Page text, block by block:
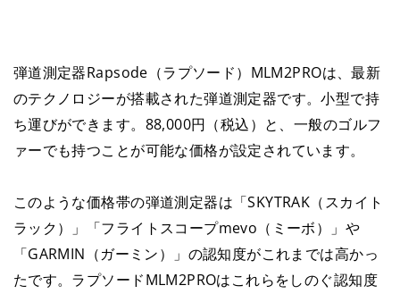
弾道測定器Rapsode（ラプソード）MLM2PROは、最新
のテクノロジーが搭載された弾道測定器です。小型で持
ち運びができます。88,000円（税込）と、一般のゴルフ
ァーでも持つことが可能な価格が設定されています。
このような価格帯の弾道測定器は「SKYTRAK（スカイト
ラック）」「フライトスコープmevo（ミーボ）」や
「GARMIN（ガーミン）」の認知度がこれまでは高かっ
たです。ラプソードMLM2PROはこれらをしのぐ認知度